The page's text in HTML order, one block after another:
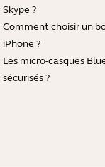
Skype ?
Comment choisir un
iPhone ?
Les micro-casques
sécurisés ?